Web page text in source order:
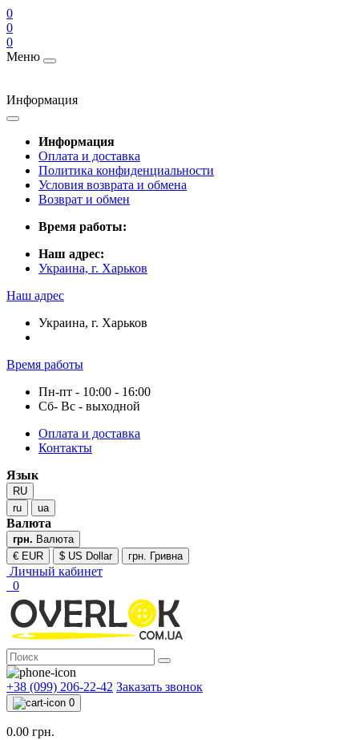
0
0
0
Меню
Информация
Информация
Оплата и доставка
Политика конфиденциальности
Условия возврата и обмена
Возврат и обмен
Время работы:
Наш адрес:
Украина, г. Харьков
Наш адрес
Украина, г. Харьков
Время работы
Пн-пт - 10:00 - 16:00
Сб- Вс - выходной
Оплата и доставка
Контакты
Язык
RU
ru
ua
Валюта
грн. Валюта
€ EUR
$ US Dollar грн. Гривна
Личный кабинет
0
+38 (099) 206-22-42 Заказать звонок
0
0.00 грн.